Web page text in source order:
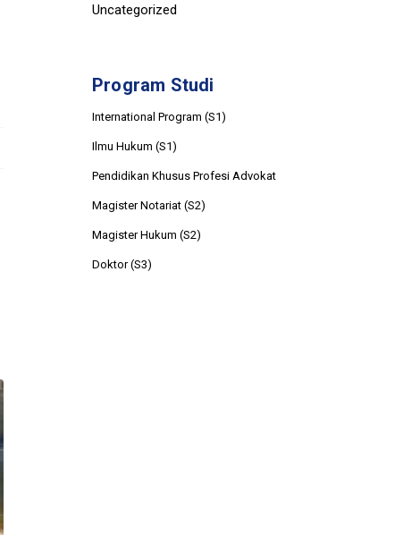
Uncategorized
Program Studi
International Program (S1)
Ilmu Hukum (S1)
Pendidikan Khusus Profesi Advokat
Magister Notariat (S2)
Magister Hukum (S2)
Doktor (S3)